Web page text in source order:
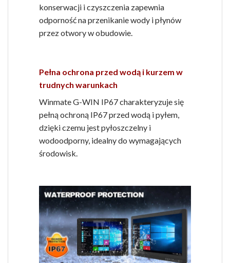
konserwacji i czyszczenia zapewnia
odporność na przenikanie wody i płynów
przez otwory w obudowie.
Pełna ochrona przed wodą i kurzem w
trudnych warunkach
Winmate G-WIN IP67 charakteryzuje się
pełną ochroną IP67 przed wodą i pyłem,
dzięki czemu jest pyłoszczelny i
wodoodporny, idealny do wymagających
środowisk.